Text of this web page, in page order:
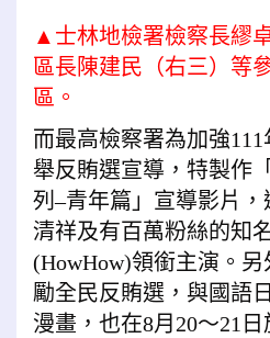
▲士林地檢署檢察長繆
區長陳建民（右三）等
區。
而最高檢察署為加強
舉反賄選宣導，特製作
列–青年篇」宣導影片
清祥及有百萬粉絲的知
(HowHow)領銜主演。另
勵全民反賄選，與國語
漫畫，也在8月20～21